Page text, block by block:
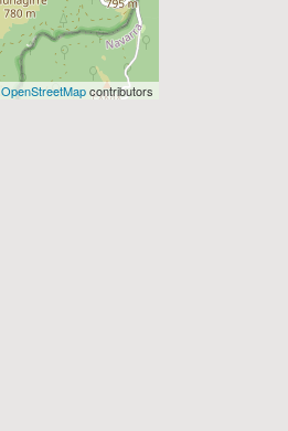
OpenStreetMapcontributors